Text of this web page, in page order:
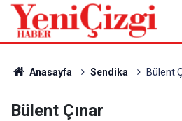
Anasayfa Sendika Bülent
Bülent Çınar